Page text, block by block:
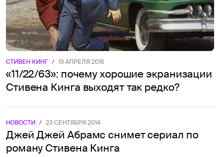
СТИВЕН КИНГ / 13 АПРЕЛЯ 2016
«11/22/63»: почему хорошие экранизации
Стивена Кинга выходят так редко?
НОВОСТИ / 23 СЕНТЯБРЯ 2014
Джей Джей Абрамс снимет сериал по
роману Стивена Кинга